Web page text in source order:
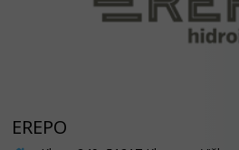
EREPO